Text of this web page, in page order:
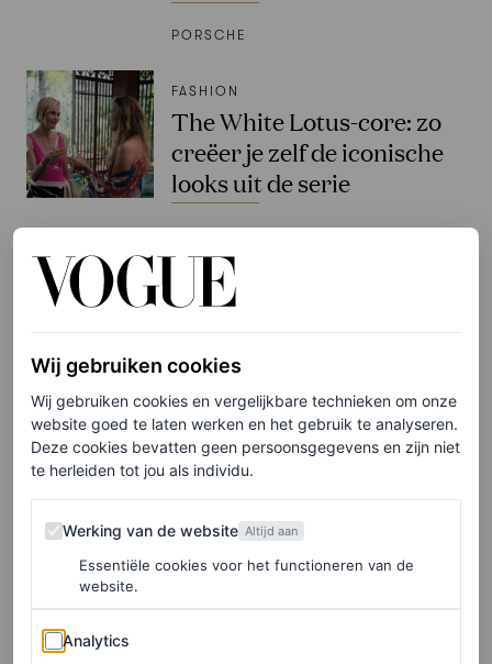
PORSCHE
FASHION
The White Lotus-core: zo
creëer je zelf de iconische
looks uit de serie
CELEBRITY
Na acht jaar strijd is de
scheiding tussen Brad Pitt
en Angelina Jolie rond –
wie is de nieuwe vriendin
van de acteur?
NUALA PHILLIPS
CULTUUR
Wij gebruiken cookies
Wij gebruiken cookies en vergelijkbare technieken om onze
website goed te laten werken en het gebruik te analyseren.
Deze cookies bevatten geen persoonsgegevens en zijn niet
te herleiden tot jou als individu.
Werking van de website
Werking van de website Altijd aan
Essentiële cookies voor het functioneren van de
website.
Analytics
Analytics